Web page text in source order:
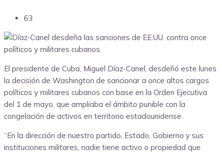
63
El presidente de Cuba, Miguel Díaz-Canel, desdeñó este lunes
la decisión de Washington de sancionar a once altos cargos
políticos y militares cubanos con base en la Orden Ejecutiva
del 1 de mayo, que ampliaba el ámbito punible con la
congelación de activos en territorio estadounidense.
“En la dirección de nuestro partido, Estado, Gobierno y sus
instituciones militares, nadie tiene activo o propiedad que